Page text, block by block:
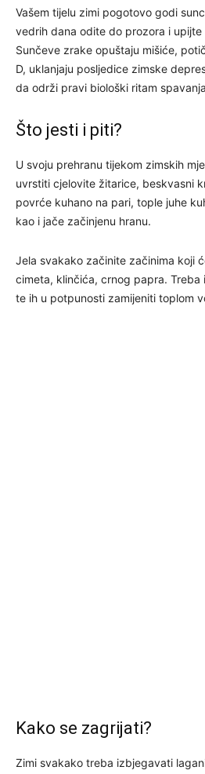
Vašem tijelu zimi pogotovo godi
vedrih dana odite do prozora i
Sunčeve zrake opuštaju mišiće,
D, uklanjaju posljedice zimske
da održi pravi biološki ritam
Što jesti i piti?
U svoju prehranu tijekom zimskih
uvrstiti cjelovite žitarice, beskvasni
povrće kuhano na pari, tople juhe
kao i jače začinjenu hranu.
Jela svakako začinite začinima koji
cimeta, klinčića, crnog papra.
te ih u potpunosti zamijeniti toplom
Kako se zagrijati?
Zimi svakako treba izbjegavati